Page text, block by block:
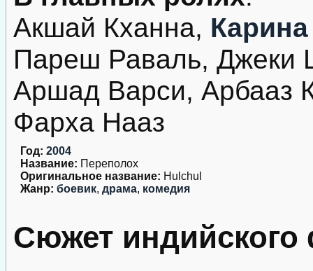
Акшай Кханна,
Пареш Раваль,
Аршад Варси, Арбааз
Фарха Нааз
Год: 2004
Название: Переполох
Оригинальное название: Hulchul
Жанр: боевик, драма, комедия
Сюжет